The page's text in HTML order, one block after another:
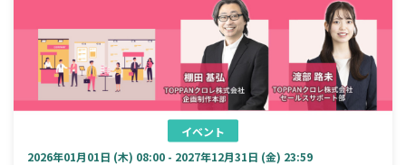
イベント
2026年01月01日 (木) 08:00 - 2027年12月31日 (金) 23:59